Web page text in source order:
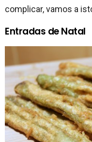
complicar, vamos a
Entradas de Natal